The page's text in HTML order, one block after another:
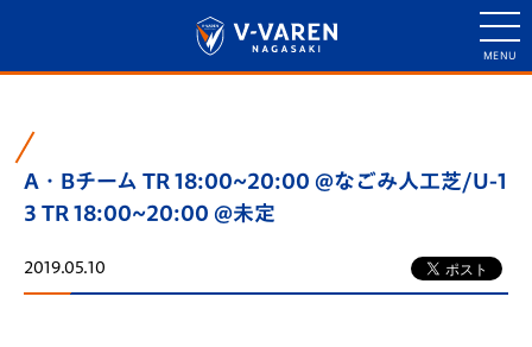
A・Bチーム TR 18:00~20:00 @なごみ人工芝/U-1
3 TR 18:00~20:00 @未定
2019.05.10